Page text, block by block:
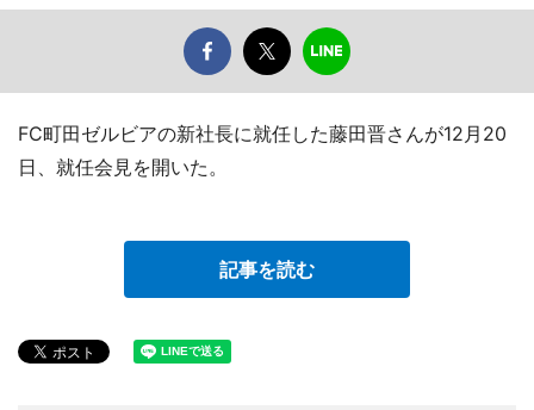
FC町田ゼルビアの新社長に就任した藤田晋さんが12月20
日、就任会見を開いた。
記事を読む